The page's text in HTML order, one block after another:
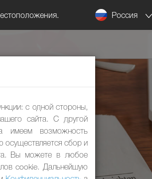
Россия
с одной стороны,
сайта. С другой
возможность
осуществляется сбор и
Вы можете в любое
cookie. Дальнейшую